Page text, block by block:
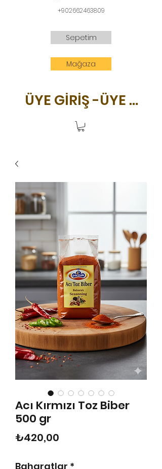
+902662463809
Sepetim
Mağaza
ÜYE GİRİŞ -ÜYE OL
Acı Kırmızı Toz Biber
500 gr
₺420,00
Baharatlar *